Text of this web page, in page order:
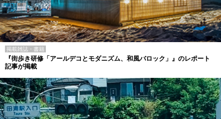
掲載雑誌・書籍
『街歩き研修「アールデコとモダニズム、和風バロック」』のレポート
記事が掲載